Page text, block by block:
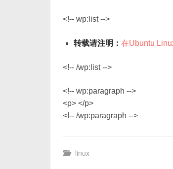
<!-- wp:list -->
转载请注明： 在Ubuntu
<!-- /wp:list -->
<!-- wp:paragraph -->
<p> </p>
<!-- /wp:paragraph -->
linux